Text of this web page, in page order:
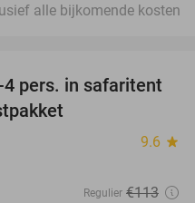
alle bijkomende kosten
39%
pers. in safaritent
9.6 star
Regulier €113